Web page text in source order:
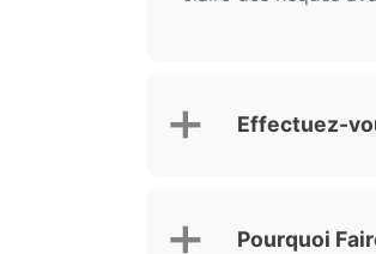
Effectuez-
Pourquoi